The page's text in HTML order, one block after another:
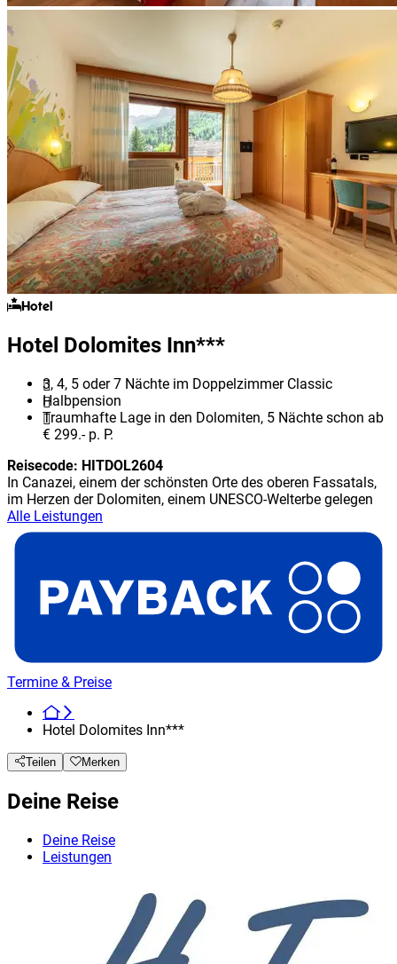
Hotel
Hotel Dolomites Inn***
3, 4, 5 oder 7 Nächte im Doppelzimmer Classic
Halbpension
Traumhafte Lage in den Dolomiten, 5 Nächte schon ab
€ 299.- p. P.
Reisecode: HITDOL2604
In Canazei, einem der schönsten Orte des oberen Fassatals,
im Herzen der Dolomiten, einem UNESCO-Welterbe gelegen
Alle Leistungen
Termine & Preise
Hotel Dolomites Inn***
Teilen Merken
Deine Reise
Deine Reise
Leistungen